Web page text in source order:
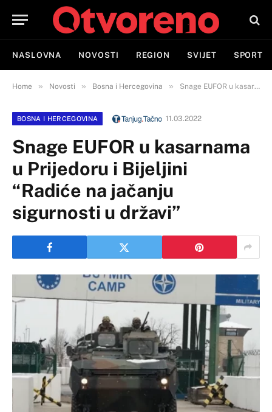
NASLOVNA NOVOSTI REGION SVIJET SPORT
Home » Novosti » Bosna i Hercegovina » Snage EUFOR u kasarnama u Prijedoru i Bijeljini “Radiće na jačanju sigurnosti u državi”
BOSNA I HERCEGOVINA 11.03.2022
Snage EUFOR u kasarnama
u Prijedoru i Bijeljini
“Radiće na jačanju
sigurnosti u državi”